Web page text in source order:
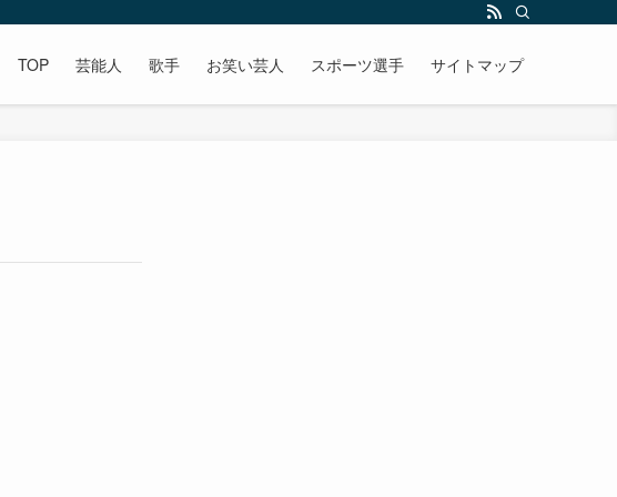
TOP 芸能人 歌手 お笑い芸人 スポーツ選手 サイトマップ